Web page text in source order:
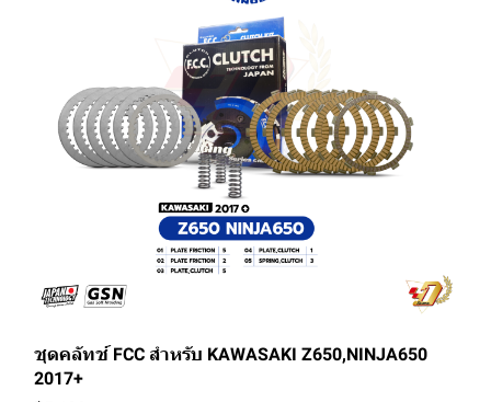
ชุดคลัทช์ FCC สำหรับ KAWASAKI Z650,NINJA650
2017+